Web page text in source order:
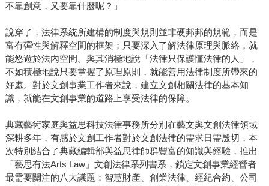
不靠創意，又要靠什麼呢？」
說穿了，法律系統所建構的制度與規則並非硬邦邦的規範，而是
富有彈性與解釋空間的框架；只要深入了解法律原理與脈絡，就
能悠遊於法內空間。與其消極地說「法律只保護懂法律的人」，
不如積極地說只要掌握了原理原則，就能善用法律制度所帶來的
好處。對於文創事業工作者來說，建立文創相關法律的基本知
識，就能在文創事業的道路上享受法律的保障。
典藏藝術家庭與益思科技法律事務所分別在藝文與文創法律領域
深耕多年，有感於文創工作者對於文創法律的需求日需殷切，本
次特別結合了典藏編輯部與益思律師群豐富的知識與經驗，推出
「藝思有法Arts Law」文創法律系列書系，鎖定文創事業經營者
最需要關注的八大議題：智慧財產、創業法律、經紀合約、公司